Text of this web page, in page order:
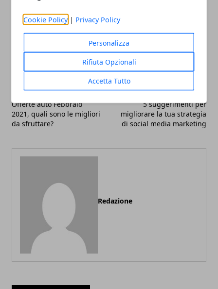
Cookie Policy | Privacy Policy
Personalizza
Rifiuta Opzionali
Accetta Tutto
Whatsapp
Articolo Precedente
Offerte auto Febbraio
2021, quali sono le migliori
da sfruttare?
Articolo Successivo
5 suggerimenti per
migliorare la tua strategia
di social media marketing
Redazione